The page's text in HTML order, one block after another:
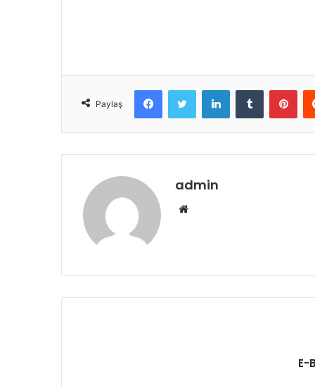
Paylaş
FacebookTwitter LinkedInTumblr
admin
Web
E-